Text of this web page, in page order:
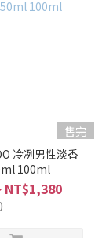
售完
冷冽男性淡香
100ml
NT$1,380